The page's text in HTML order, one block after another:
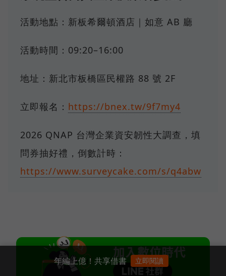
活動地點：新板希爾頓酒店｜如意 AB 廳
活動時間：09:20–16:00
地址：新北市板橋區民權路 88 號 2F
立即報名： https://bnex.tw/9f7my4
2026 QNAP 台灣企業資安韌性大調查，填
問券抽好禮，倒數計時：
https://www.surveycake.com/s/q4abw
年編上億！共享借書 立即閱讀